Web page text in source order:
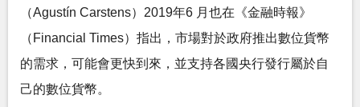
（Agustín Carstens）2019年6 月也在《金融時報》
（Financial Times）指出，市場對於政府推出數位貨幣
的需求，可能會更快到來，並支持各國央行發行屬於自
己的數位貨幣。